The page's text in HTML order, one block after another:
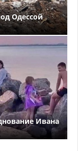
Одессой
Ивана